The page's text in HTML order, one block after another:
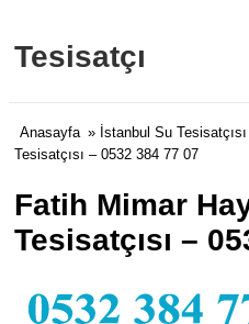
Tesisatçı
Anasayfa » İstanbul Su Tesisatçısı
Tesisatçısı – 0532 384 77 07
Fatih Mimar
Tesisatçısı –